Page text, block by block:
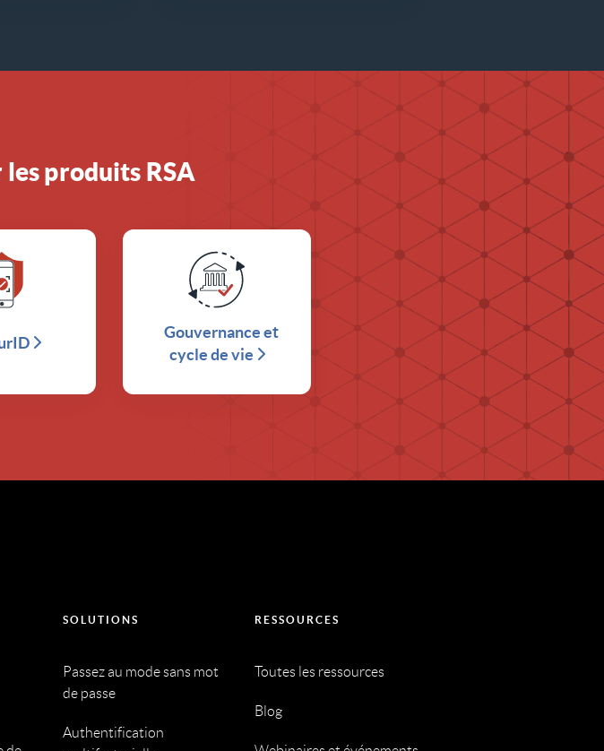
les produits RSA
Gouvernance et
cycle de vie
SOLUTIONS
Passez au mode sans mot
de passe
Authentification
RESSOURCES
Toutes les ressources
Blog